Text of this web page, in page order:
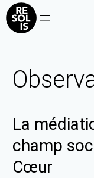
La
champ
Cœur